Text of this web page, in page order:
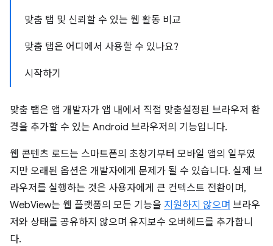
맞춤 탭 및 신뢰할 수 있는 웹 활동 비교
맞춤 탭은 어디에서 사용할 수 있나요?
시작하기
맞춤 탭은 앱 개발자가 앱 내에서 직접 맞춤설정된 브라우저 환
경을 추가할 수 있는 Android 브라우저의 기능입니다.
웹 콘텐츠 로드는 스마트폰의 초창기부터 모바일 앱의 일부였
지만 오래된 옵션은 개발자에게 문제가 될 수 있습니다. 실제 브
라우저를 실행하는 것은 사용자에게 큰 컨텍스트 전환이며,
WebView는 웹 플랫폼의 모든 기능을 지원하지 않으며 브라우
저와 상태를 공유하지 않으며 유지보수 오버헤드를 추가합니
다.